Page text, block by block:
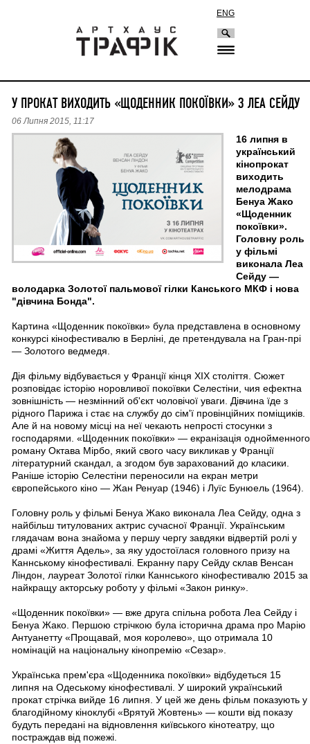
ENG
У ПРОКАТ ВИХОДИТЬ «ЩОДЕННИК ПОКОЇВКИ» З ЛЕА СЕЙДУ
06 Липня 2015, 11:17
16 липня в
український
кінопрокат
виходить
мелодрама
Бенуа Жако
«Щоденник
покоївки».
Головну роль
у фільмі
виконала Леа
Сейду —
володарка Золотої пальмової гілки Канського МКФ і нова
"дівчина Бонда".
Картина «Щоденник покоївки» була представлена ​​в основному
конкурсі кінофестивалю в Берліні, де претендувала на Гран-прі
— Золотого ведмедя.
Дія фільму відбувається у Франції кінця ХIХ століття. Сюжет
розповідає історію норовливої ​​покоївки Селестіни, чия ефектна
зовнішність — незмінний об'єкт чоловічої уваги. Дівчина їде з
рідного Парижа і стає на службу до сім'ї провінційних поміщиків.
Але й на новому місці на неї чекають непрості стосунки з
господарями. «Щоденник покоївки» — екранізація однойменного
роману Октава Мірбо, який свого часу викликав у Франції
літературний скандал, а згодом був зарахований до класики.
Раніше історію Селестіни переносили на екран метри
європейського кіно — Жан Ренуар (1946) і Луїс Бунюель (1964).
Головну роль у фільмі Бенуа Жако виконала Леа Сейду, одна з
найбільш титулованих актрис сучасної Франції. Українським
глядачам вона знайома у першу чергу завдяки відвертій ролі у
драмі «Життя Адель», за яку удостоїлася головного призу на
Каннському кінофестивалі. Екранну пару Сейду склав Венсан
Ліндон, лауреат Золотої гілки Каннського кінофестивалю 2015 за
найкращу акторську роботу у фільмі «Закон ринку».
«Щоденник покоївки» — вже друга спільна робота Леа Сейду і
Бенуа Жако. Першою стрічкою була історична драма про Марію
Антуанетту «Прощавай, моя королево», що отримала 10
номінацій на національну кінопремію «Сезар».
Українська прем'єра «Щоденника покоївки» відбудеться 15
липня на Одеському кінофестивалі. У широкий український
прокат стрічка вийде 16 липня. У цей же день фільм показують у
благодійному кіноклубі «Врятуй Жовтень» — кошти від показу
будуть передані на відновлення київського кінотеатру, що
постраждав від пожежі.